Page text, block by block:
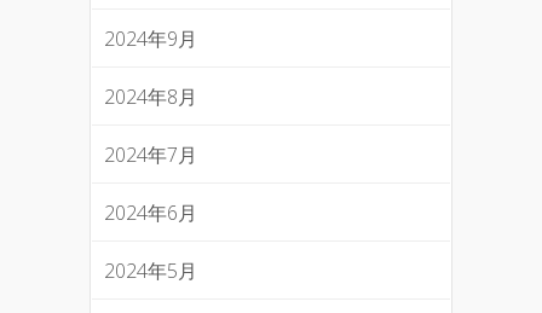
2024年9月
2024年8月
2024年7月
2024年6月
2024年5月